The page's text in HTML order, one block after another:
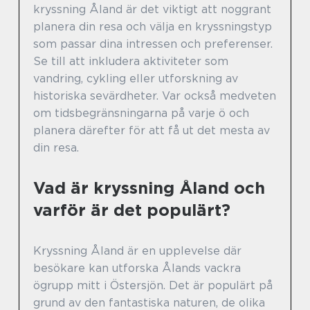
kryssning Åland är det viktigt att noggrant
planera din resa och välja en kryssningstyp
som passar dina intressen och preferenser.
Se till att inkludera aktiviteter som
vandring, cykling eller utforskning av
historiska sevärdheter. Var också medveten
om tidsbegränsningarna på varje ö och
planera därefter för att få ut det mesta av
din resa.
Vad är kryssning Åland och
varför är det populärt?
Kryssning Åland är en upplevelse där
besökare kan utforska Ålands vackra
ögrupp mitt i Östersjön. Det är populärt på
grund av den fantastiska naturen, de olika